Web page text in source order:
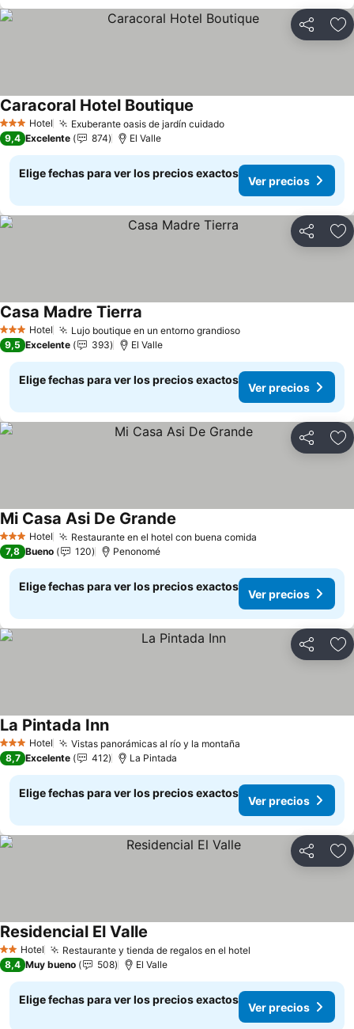
Compartir
3 Estrellas
Hotel Exuberante oasis de jardín cuidadoVer precios
Caracoral Hotel Boutique
9,4 Excelente 874 El Valle
Elige fechas para ver los precios exactos
Ver precios
Compartir
3 Estrellas
Hotel Lujo boutique en un entorno grandiosoVer precios
Casa Madre Tierra
9,5 Excelente 393 El Valle
Elige fechas para ver los precios exactos
Ver precios
Compartir
3 Estrellas
Hotel Restaurante en el hotel con buena comida
Mi Casa Asi De Grande
7,8 Bueno 120 Penonomé
Elige fechas para ver los precios exactos
Ver precios
Compartir
3 Estrellas
Hotel Vistas panorámicas al río y la montaña
La Pintada InnVer precios
8,7 Excelente 412 La Pintada
Elige fechas para ver los precios exactos
Ver precios
Compartir
2 Estrellas
Hotel Restaurante y tienda de regalos en el hotel
Residencial El Valle
8,4 Muy bueno 508 El Valle
Elige fechas para ver los precios exactos
Ver precios